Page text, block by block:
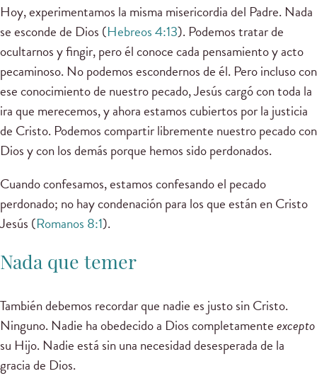
Hoy, experimentamos la misma misericordia del Padre. Nada
se esconde de Dios (Hebreos 4:13). Podemos tratar de
ocultarnos y fingir, pero él conoce cada pensamiento y acto
pecaminoso. No podemos escondernos de él. Pero incluso con
ese conocimiento de nuestro pecado, Jesús cargó con toda la
ira que merecemos, y ahora estamos cubiertos por la justicia
de Cristo. Podemos compartir libremente nuestro pecado con
Dios y con los demás porque hemos sido perdonados.
Cuando confesamos, estamos confesando el pecado
perdonado; no hay condenación para los que están en Cristo
Jesús (Romanos 8:1).
Nada que temer
También debemos recordar que nadie es justo sin Cristo.
Ninguno. Nadie ha obedecido a Dios completamenteexcepto
su Hijo. Nadie está sin una necesidad desesperada de la
gracia de Dios.